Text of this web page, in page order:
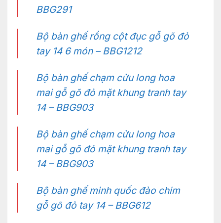
BBG291
Bộ bàn ghế rồng cột đục gỗ gõ đỏ
tay 14 6 món – BBG1212
Bộ bàn ghế chạm cửu long hoa
mai gỗ gõ đỏ mặt khung tranh tay
14 – BBG903
Bộ bàn ghế chạm cửu long hoa
mai gỗ gõ đỏ mặt khung tranh tay
14 – BBG903
Bộ bàn ghế minh quốc đào chim
gỗ gõ đỏ tay 14 – BBG612